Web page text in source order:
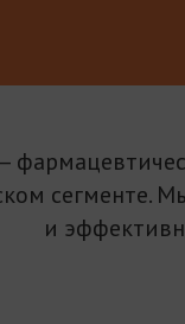
сегменте.
и